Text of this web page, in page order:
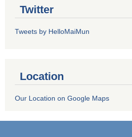
Twitter
Tweets by HelloMaiMun
Location
Our Location on Google Maps